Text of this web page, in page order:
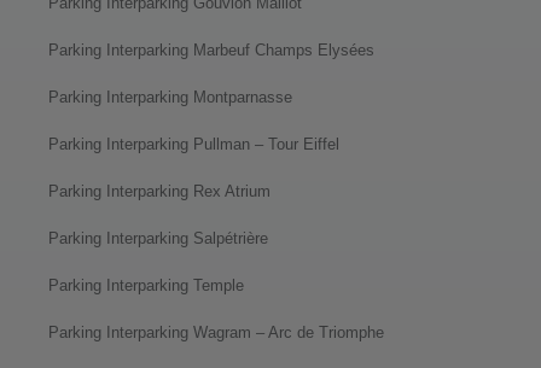
Parking Interparking Marbeuf Champs Elysées
Parking Interparking Montparnasse
Parking Interparking Pullman – Tour Eiffel
Parking Interparking Rex Atrium
Parking Interparking Salpétrière
Parking Interparking Temple
Parking Interparking Wagram – Arc de Triomphe